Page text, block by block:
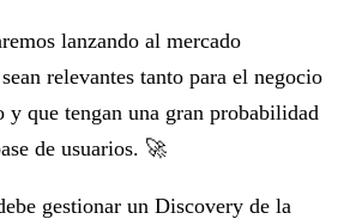
lanzando al mercado
relevantes tanto para el negocio
y que tengan una gran probabilidad
de usuarios. 🚀
gestionar un Discovery de la